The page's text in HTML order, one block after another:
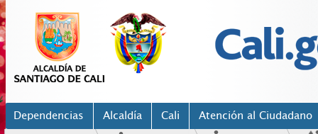
Dependencias Alcaldía Cali Atención al Ciudadano